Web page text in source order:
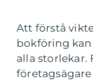
Att förstå
bokföring
alla storlekar.